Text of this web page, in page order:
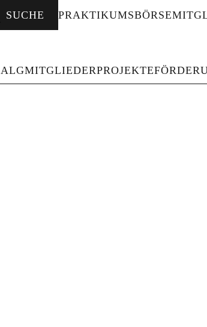
SUCHE PRAKTIKUMSBÖRSE
ALGMITGLIEDERPROJEKTE